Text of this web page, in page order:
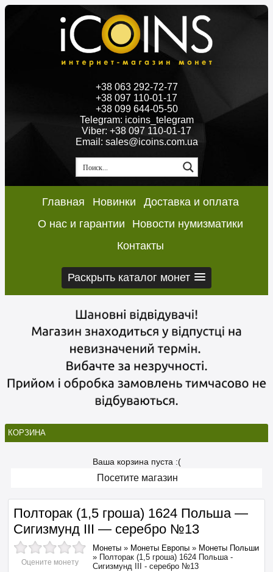
+38 063 292-72-77
+38 097 110-01-17
+38 099 644-05-50
Telegram: icoins_telegram
Viber: +38 097 110-01-17
Email: sales@icoins.com.ua
Главная Новинки
Доставка и оплата
О нас и гарантии
Новости нумизматики
Контакты
Раскрыть каталог монет
КОРЗИНА
Ваша корзина пуста :(
Посетите магазин
Полторак (1,5 гроша) 1624 Польша —
Сигизмунд III — серебро №13
Оцените монету
Монеты » Монеты Европы » Монеты Польши
» Полторак (1,5 гроша) 1624 Польша -
Сигизмунд III - серебро №13